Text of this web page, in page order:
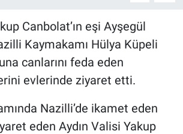
Canbolat’ın eşi Ayşegül
Kaymakamı Hülya Küpeli
canlarını feda eden
evlerinde ziyaret etti.
Nazilli’de ikamet eden
eden Aydın Valisi Yakup